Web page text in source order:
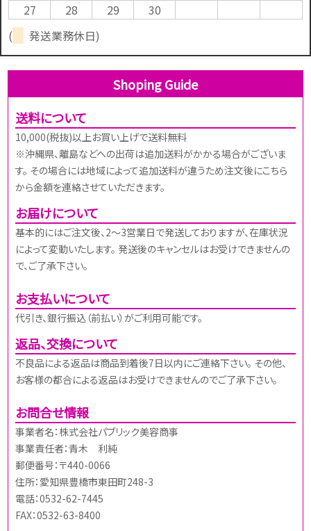
27
28 29
30
(
発送業務休日)
Shoping Guide
送料について
10,000(税抜)以上お買い上げで送料無料
※沖縄県、離島などへの出荷は追加送料がかかる場合がございま
す。 その場合には地域によって追加送料が違うため注文後にこちら
から金額を連絡させていただきます。
お届けについて
基本的にはご注文後、2～3営業日で発送しておりますが、在庫状況
によって変動いたします。 発送後のキャンセルはお受けできませんの
で、ご了承下さい。
お支払いについて
代引き、銀行振込（前払い）がご利用可能です。
返品、交換について
不良品による返品は商品到着後7日以内にご連絡下さい。 その他、
お客様の都合による返品はお受けできませんのでご了承下さい。
お問合せ情報
事業者名：株式会社パブリック美容商事
事業責任者：青木 利純
郵便番号：〒440-0066
住所：愛知県豊橋市東田町248-3
電話：0532-62-7445
FAX：0532-63-8400